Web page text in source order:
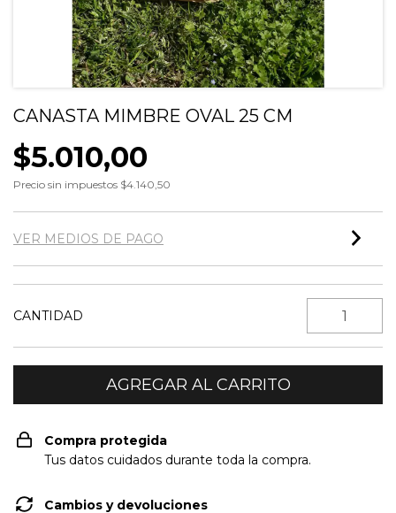
CANASTA MIMBRE OVAL 25 CM
$5.010,00
Precio sin impuestos $4.140,50
VER MEDIOS DE PAGO
CANTIDAD
Compra protegida
Tus datos cuidados durante toda la compra.
Cambios y devoluciones